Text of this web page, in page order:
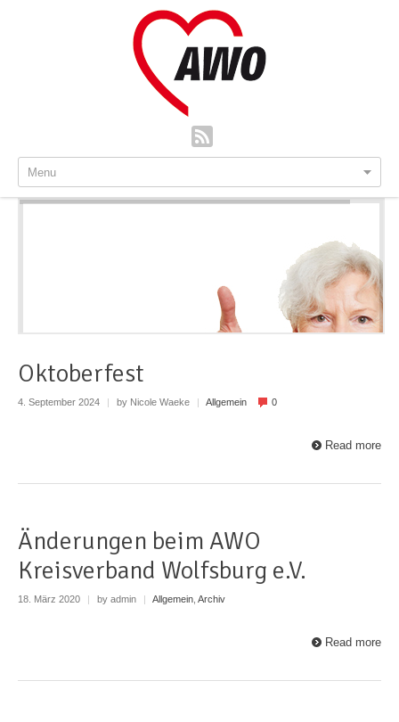
Menu
Oktoberfest
4. September 2024 | by Nicole Waeke | Allgemein 0
Read more
Änderungen beim AWO
Kreisverband Wolfsburg e.V.
18. März 2020 | by admin | Allgemein Archiv
Read more